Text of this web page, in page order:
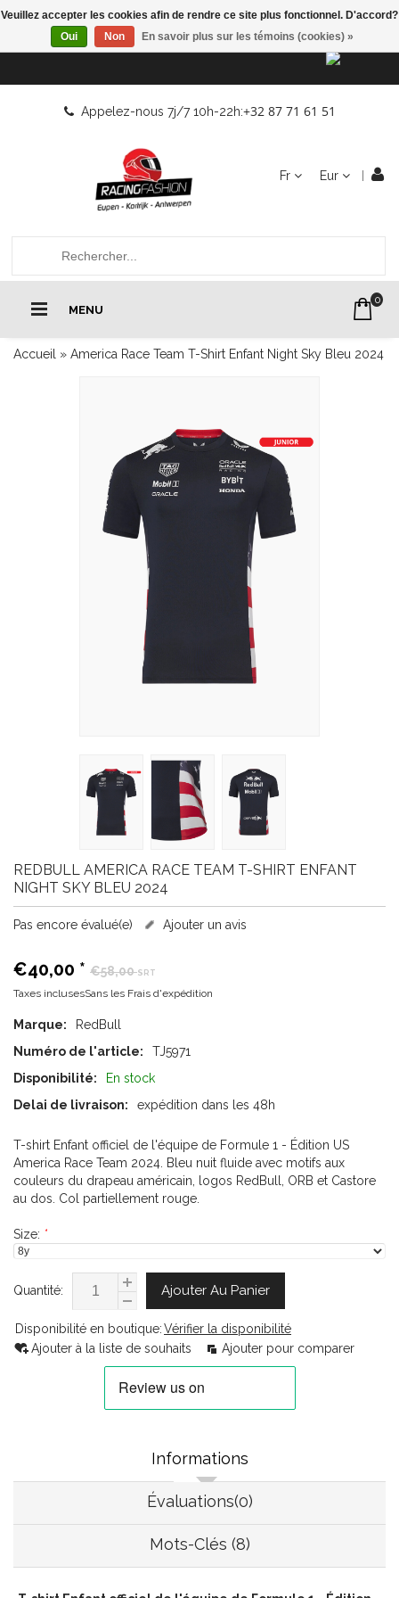
Appelez-nous 7j/7 10h-22h:+32 87 71 61 51
Fr Eur
MENU
0
Accueil » America Race Team T-Shirt Enfant Night Sky Bleu 2024
REDBULL AMERICA RACE TEAM T-SHIRT ENFANT
NIGHT SKY BLEU 2024
Pas encore évalué(e) Ajouter un avis
€40,00 * €58,00SRT
Taxes inclusesSans les Frais d'expédition
Marque:
RedBull
Numéro de l'article:
TJ5971
Disponibilité:
En stock
Delai de livraison:
expédition dans les 48h
T-shirt Enfant officiel de l'équipe de Formule 1 - Édition US
America Race Team 2024. Bleu nuit fluide avec motifs aux
couleurs du drapeau américain, logos RedBull, ORB et Castore
au dos. Col partiellement rouge.
Size: *
Quantité: Ajouter Au Panier
Disponibilité en boutique:Vérifier la disponibilité
Ajouter à la liste de souhaits
Ajouter pour comparer
Informations
Évaluations(0)
Mots-Clés (8)
Veuillez accepter les cookies afin de rendre ce site plus fonctionnel. D'accord?
Oui
Non En savoir plus sur les témoins (cookies) »